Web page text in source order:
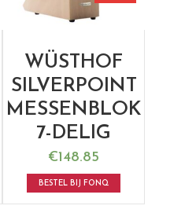
WÜSTHOF
SILVERPOINT
MESSENBLOK
7-DELIG
€148.85
BESTEL BIJ FONQ